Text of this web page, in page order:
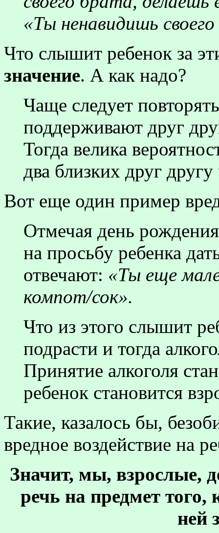
«Ты ненавидишь
Что слышит ребенок за
значение. А как надо?
Чаще следует
поддерживают друг
Тогда велика
два близких друг другу
Вот еще один пример
Отмечая день
на просьбу ребенка
отвечают: «Ты еще
компот/сок».
Что из этого слышит
подрасти и тогда
Принятие алкоголя
ребенок становится
Такие, казалось бы,
вредное воздействие на
Значит, мы, взрослые,
речь на предмет
ней